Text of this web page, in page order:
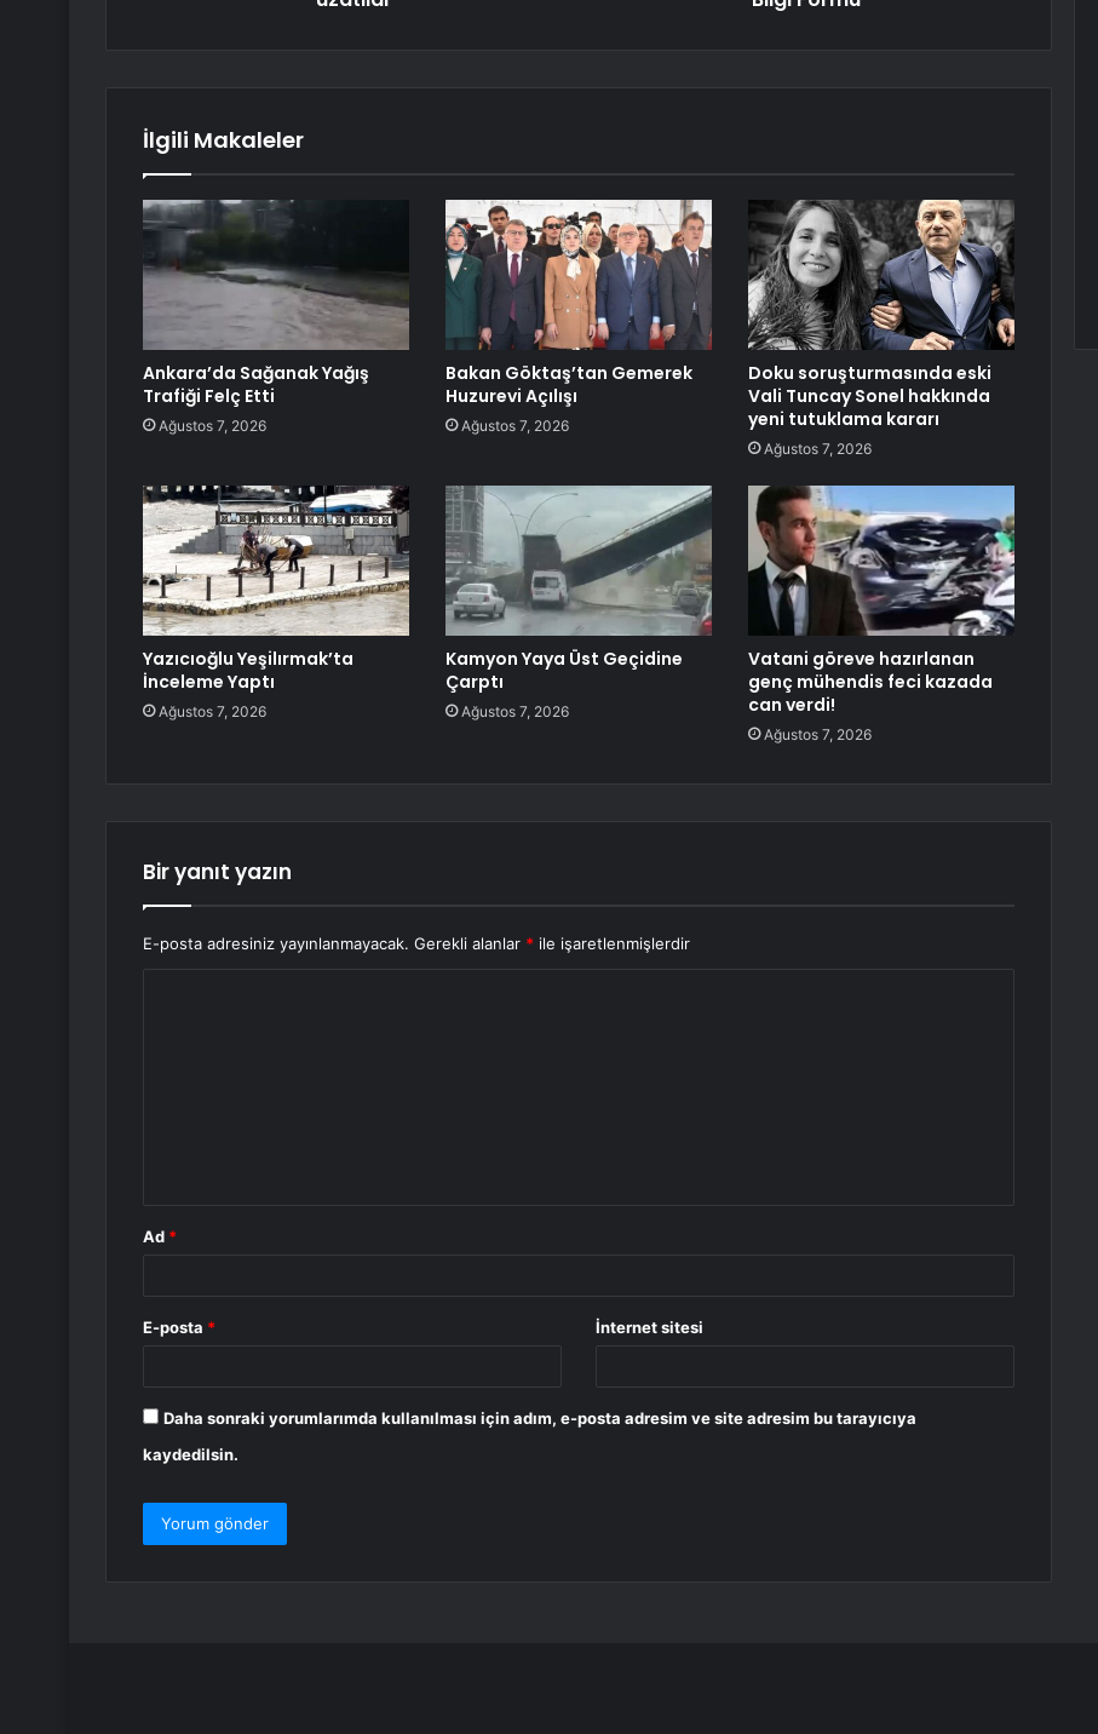
İlgili Makaleler
Ankara’da Sağanak Yağış
Trafiği Felç Etti
Ağustos 7, 2026
Bakan Göktaş’tan Gemerek
Huzurevi Açılışı
Ağustos 7, 2026
Doku soruşturmasında eski
Vali Tuncay Sonel hakkında
yeni tutuklama kararı
Ağustos 7, 2026
Yazıcıoğlu Yeşilırmak’ta
İnceleme Yaptı
Ağustos 7, 2026
Kamyon Yaya Üst Geçidine
Çarptı
Ağustos 7, 2026
Vatani göreve hazırlanan
genç mühendis feci kazada
can verdi!
Ağustos 7, 2026
Bir yanıt yazın
E-posta adresiniz yayınlanmayacak. Gerekli alanlar * ile işaretlenmişlerdir
Ad *
E-posta * İnternet sitesi
Daha sonraki yorumlarımda kullanılması için adım, e-posta adresim ve site adresim bu tarayıcıya
kaydedilsin.